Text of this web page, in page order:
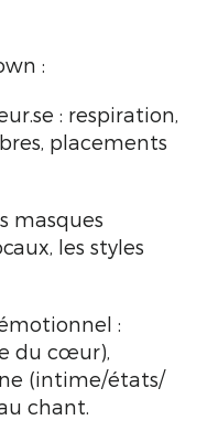
:
: respiration,
placements
masques
les styles
:
du cœur),
(intime/états/
chant.